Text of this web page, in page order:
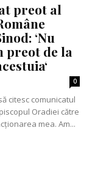
preot al
‘Nu
preot de la
0
citesc comunicatul
Oradiei către
mea. Am...